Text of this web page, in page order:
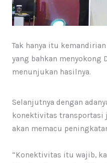
Tak hanya itu
yang bahkan menyokong
menunjukan hasilnya.
Selanjutnya dengan
konektivitas transportasi
akan memacu
“Konektivitas itu wajib,